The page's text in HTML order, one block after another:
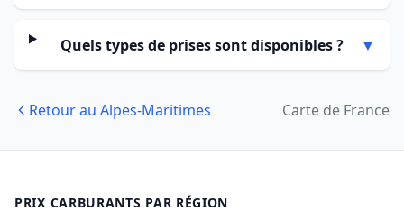
Quels types de prises sont disponibles ? ▼
Retour au Alpes-Maritimes Carte de France
PRIX CARBURANTS PAR RÉGION